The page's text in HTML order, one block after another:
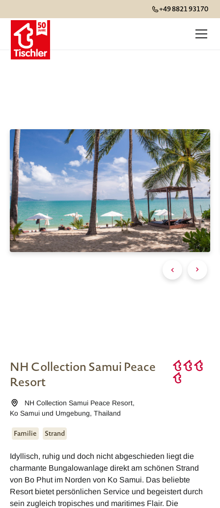
+49 8821 93170
NH Collection Samui Peace
Resort
NH Collection Samui Peace Resort,
Ko Samui und Umgebung, Thailand
Familie Strand
Idyllisch, ruhig und doch nicht abgeschieden liegt die
charmante Bungalowanlage direkt am schönen Strand
von Bo Phut im Norden von Ko Samui. Das beliebte
Resort bietet persönlichen Service und begeistert durch
sein zugleich tropisches und maritimes Flair. Die